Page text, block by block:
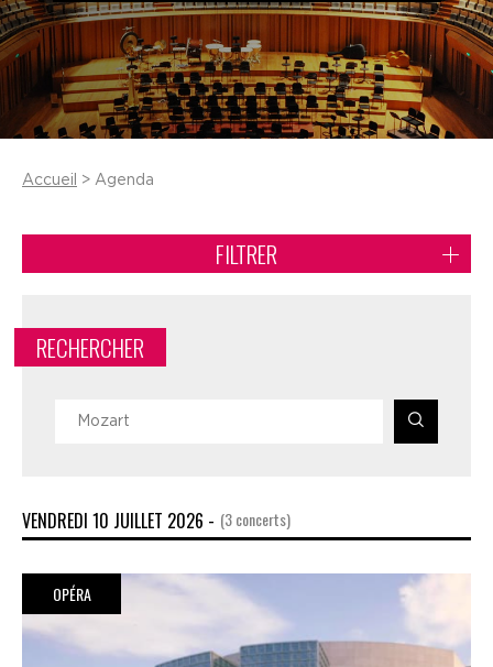
Accueil > Agenda
VENDREDI 10 JUILLET 2026 - (3 concerts)
OPÉRA
FILTRER
RECHERCHER